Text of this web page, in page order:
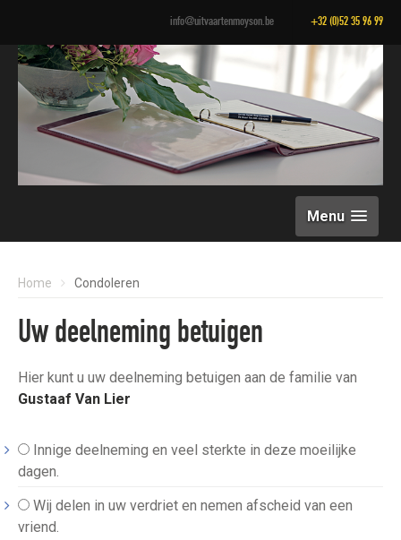
info@uitvaartenmoyson.be +32 (0)52 35 96 99
Menu
Home Condoleren
Uw deelneming betuigen
Hier kunt u uw deelneming betuigen aan de familie van
Gustaaf Van Lier
Innige deelneming en veel sterkte in deze moeilijke
dagen.
Wij delen in uw verdriet en nemen afscheid van een
vriend.